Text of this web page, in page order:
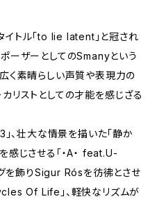
トル「to lie latent」と冠され
ーザーとしてのSmanyという
く素晴らしい声質や表現力の
リストとしての才能を感じざる
、壮大な情景を描いた「静か
感じさせる「・A・ feat.U-
を飾り‪Sigur Rós‬を彷彿とさせ
Of Life」、軽快なリズムが